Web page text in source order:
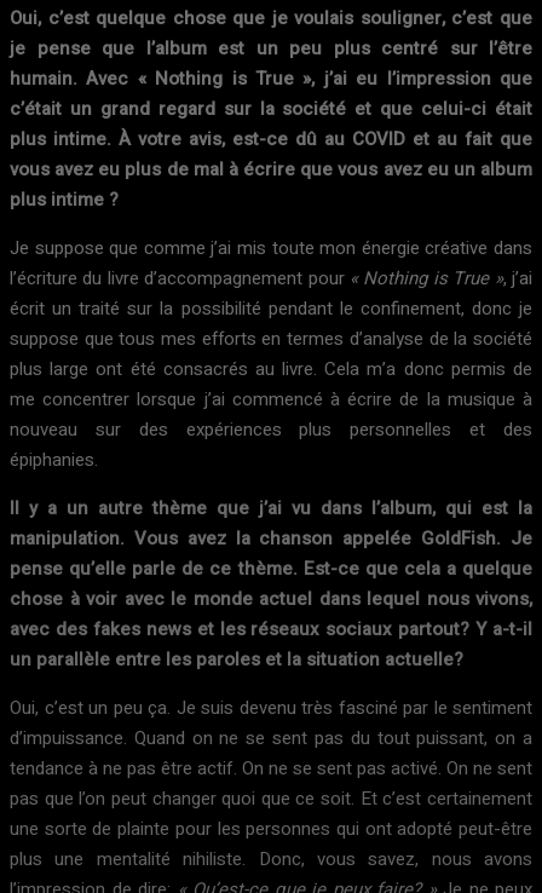
Oui, c’est quelque chose que je voulais souligner, c’est que
je pense que l’album est un peu plus centré sur l’être
humain. Avec « Nothing is True », j’ai eu l’impression que
c’était un grand regard sur la société et que celui-ci était
plus intime. À votre avis, est-ce dû au COVID et au fait que
vous avez eu plus de mal à écrire que vous avez eu un album
plus intime ?
Je suppose que comme j’ai mis toute mon énergie créative dans
l’écriture du livre d’accompagnement pour « Nothing is True », j’ai
écrit un traité sur la possibilité pendant le confinement, donc je
suppose que tous mes efforts en termes d’analyse de la société
plus large ont été consacrés au livre. Cela m’a donc permis de
me concentrer lorsque j’ai commencé à écrire de la musique à
nouveau sur des expériences plus personnelles et des
épiphanies.
Il y a un autre thème que j’ai vu dans l’album, qui est la
manipulation. Vous avez la chanson appelée GoldFish. Je
pense qu’elle parle de ce thème. Est-ce que cela a quelque
chose à voir avec le monde actuel dans lequel nous vivons,
avec des fakes news et les réseaux sociaux partout? Y a-t-il
un parallèle entre les paroles et la situation actuelle?
Oui, c’est un peu ça. Je suis devenu très fasciné par le sentiment
d’impuissance. Quand on ne se sent pas du tout puissant, on a
tendance à ne pas être actif. On ne se sent pas activé. On ne sent
pas que l’on peut changer quoi que ce soit. Et c’est certainement
une sorte de plainte pour les personnes qui ont adopté peut-être
plus une mentalité nihiliste. Donc, vous savez, nous avons